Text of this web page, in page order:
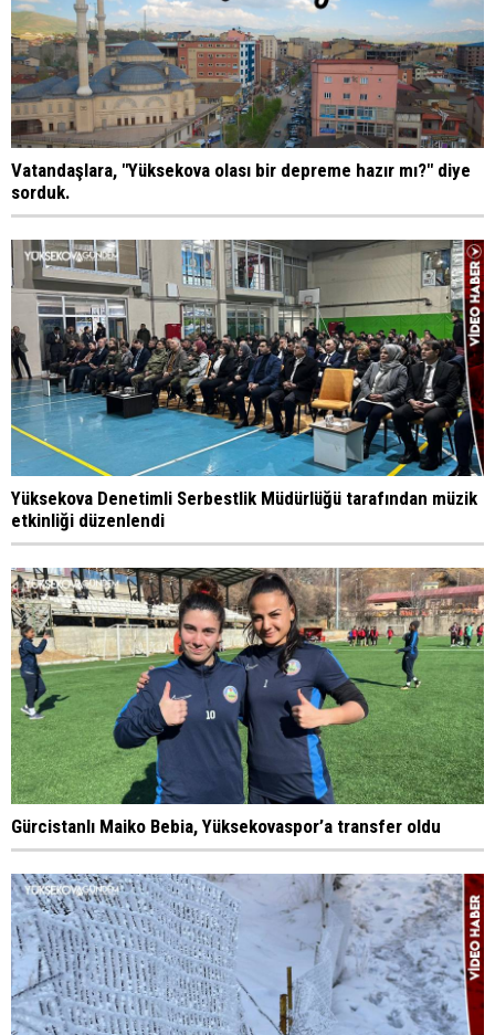
Vatandaşlara, "Yüksekova olası bir depreme hazır mı?" diye
sorduk.
Yüksekova Denetimli Serbestlik Müdürlüğü tarafından müzik
etkinliği düzenlendi
Gürcistanlı Maiko Bebia, Yüksekovaspor’a transfer oldu